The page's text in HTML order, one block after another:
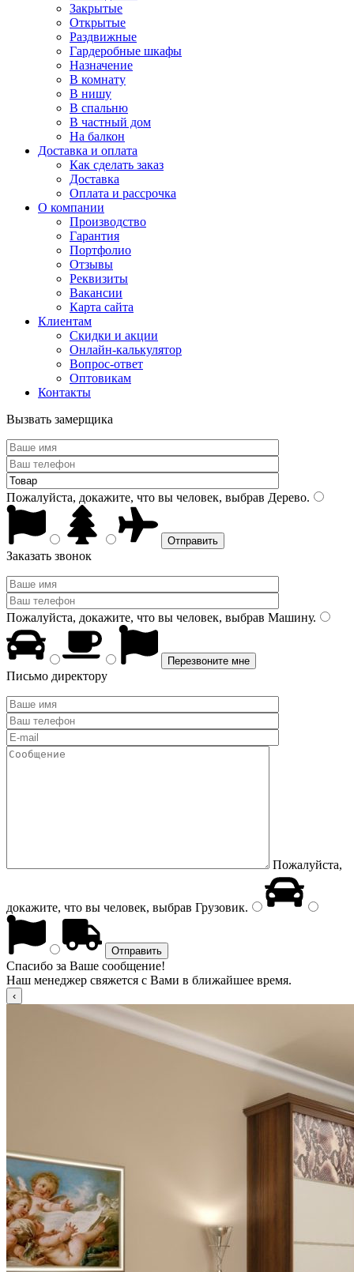
Закрытые
Открытые
Раздвижные
Гардеробные шкафы
Назначение
В комнату
В нишу
В спальню
В частный дом
На балкон
Доставка и оплата
Как сделать заказ
Доставка
Оплата и рассрочка
О компании
Производство
Гарантия
Портфолио
Отзывы
Реквизиты
Вакансии
Карта сайта
Клиентам
Скидки и акции
Онлайн-калькулятор
Вопрос-ответ
Оптовикам
Контакты
Вызвать замерщика
Пожалуйста, докажите, что вы человек, выбрав Дерево.
Заказать звонок
Пожалуйста, докажите, что вы человек, выбрав Машину.
Письмо директору
Пожалуйста,
докажите, что вы человек, выбрав Грузовик.
Спасибо за Ваше сообщение!
Наш менеджер свяжется с Вами в ближайшее время.